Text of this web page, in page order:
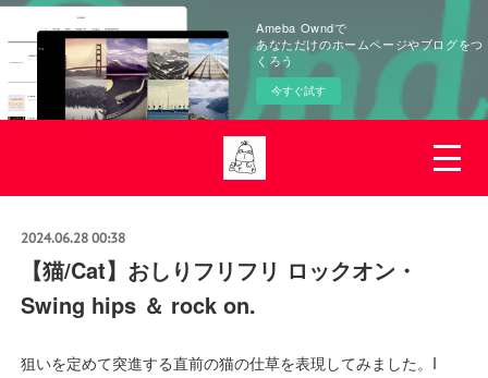
Ameba Owndで
あなただけのホームページやブログをつ
くろう
今すぐ試す
2024.06.28 00:38
【猫/Cat】おしりフリフリ ロックオン・
Swing hips ＆ rock on.
狙いを定めて突進する直前の猫の仕草を表現してみました。I